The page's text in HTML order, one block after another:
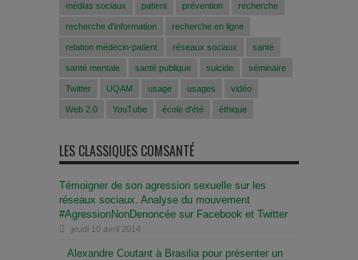
médias sociaux patient prévention recherche
recherche d'information recherche en ligne
relation médecin-patient réseaux sociaux santé
santé mentale santé publique suicide séminaire
Twitter UQAM usage usages vidéo
Web 2.0 YouTube école d'été éthique
LES CLASSIQUES COMSANTÉ
Témoigner de son agression sexuelle sur les
réseaux sociaux. Analyse du mouvement
#AgressionNonDenoncée sur Facebook et Twitter
jeudi 10 avril 2014
Alexandre Coutant à Brasilia pour présenter un